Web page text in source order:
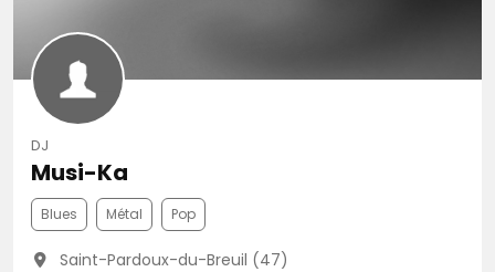
DJ
Musi-Ka
Blues Métal Pop
Saint-Pardoux-du-Breuil (47)